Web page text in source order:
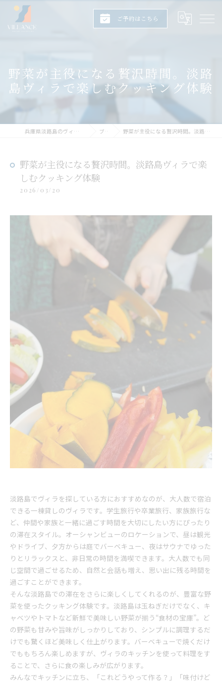
ご予約はこちら
野菜が主役になる贅沢時間。淡路
島ヴィラで楽しむクッキング体験
兵庫県淡路島のヴィラならヴィランス淡路島 ブログ 野菜が主役になる贅沢時間。淡路島ヴィラで楽しむクッキング体験
野菜が主役になる贅沢時間。淡路島ヴィラで楽
しむクッキング体験
2026/03/20
淡路島でヴィラを探している方におすすめなのが、大人数で宿泊
できる一棟貸しのヴィラです。学生旅行や卒業旅行、家族旅行な
ど、仲間や家族と一緒に過ごす時間を大切にしたい方にぴったり
の滞在スタイル。オーシャンビューのロケーションで、昼は観光
やドライブ、夕方からは庭でバーベキュー、夜はサウナでゆった
りとリラックスと、非日常の時間を満喫できます。大人数でも同
じ空間で過ごせるため、自然と会話も増え、思い出に残る時間を
過ごすことができます。
そんな淡路島での滞在をさらに楽しくしてくれるのが、豊富な野
菜を使ったクッキング体験です。淡路島は玉ねぎだけでなく、キ
ャベツやトマトなど新鮮で美味しい野菜が揃う“食材の宝庫”。ど
の野菜も甘みや旨味がしっかりしており、シンプルに調理するだ
けでも驚くほど美味しく仕上がります。バーベキューで焼くだけ
でももちろん楽しめますが、ヴィラのキッチンを使って料理をす
ることで、さらに食の楽しみが広がります。
みんなでキッチンに立ち、「これどうやって作る？」「味付けど